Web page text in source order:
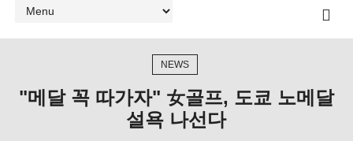
NEWS
"메달 꼭 따가자" 女골프, 도쿄 노메달
설욕 나선다